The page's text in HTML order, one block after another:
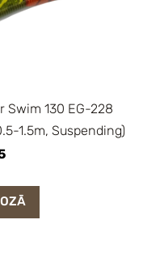
Swim 130 EG-228
1.5m, Suspending)